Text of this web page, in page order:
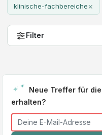
klinische-fachbereiche×
Filter
Neue Treffer für
erhalten?